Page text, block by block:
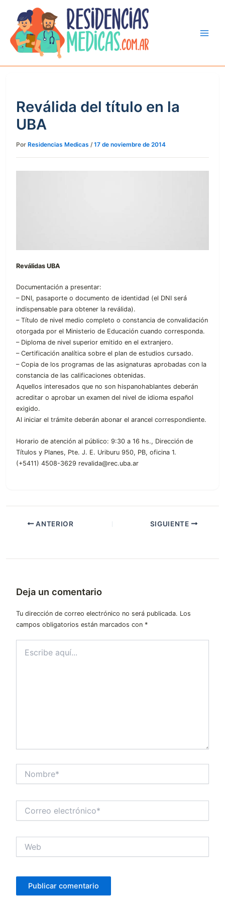
contenido
Reválida del título en la
UBA
Por Residencias Medicas /17 de noviembre de 2014
Reválidas UBA
Documentación a presentar:
– DNI, pasaporte o documento de identidad (el DNI será
indispensable para obtener la reválida).
– Título de nivel medio completo o constancia de convalidación
otorgada por el Ministerio de Educación cuando corresponda.
– Diploma de nivel superior emitido en el extranjero.
– Certificación analítica sobre el plan de estudios cursado.
– Copia de los programas de las asignaturas aprobadas con la
constancia de las calificaciones obtenidas.
Aquellos interesados que no son hispanohablantes deberán
acreditar o aprobar un examen del nivel de idioma español
exigido.
Al iniciar el trámite deberán abonar el arancel correspondiente.
Horario de atención al público: 9:30 a 16 hs., Dirección de
Títulos y Planes, Pte. J. E. Uriburu 950, PB, oficina 1.
(+5411) 4508-3629 revalida@rec.uba.ar
ANTERIOR SIGUIENTE
Deja un comentario
Tu dirección de correo electrónico no será publicada. Los
campos obligatorios están marcados con *
aquí...
electrónico*